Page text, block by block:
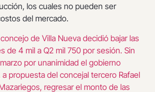
los cuales no pueden ser
del mercado.
de Villa Nueva decidió bajar las
de 4 mil a Q2 mil 750 por sesión. Sin
por unanimidad el gobierno
propuesta del concejal tercero Rafael
regresar el monto de las